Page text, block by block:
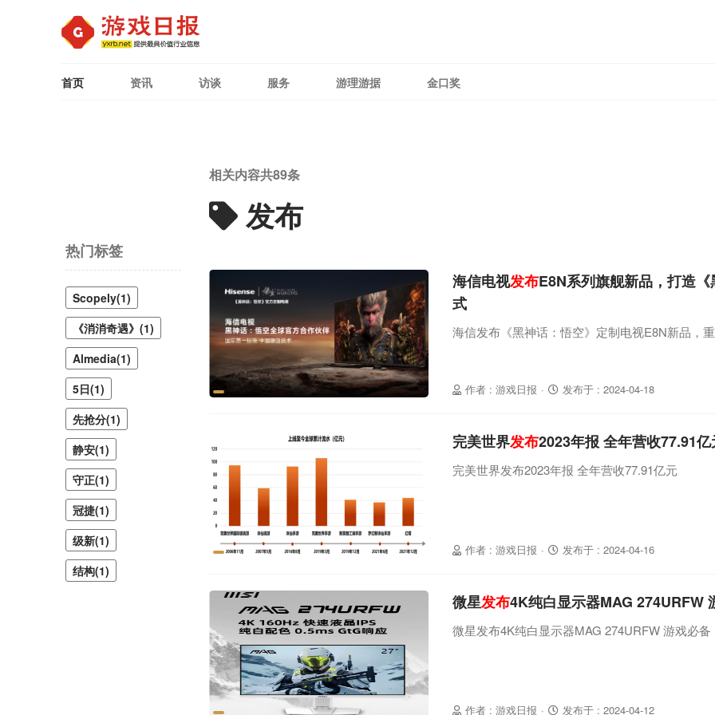
首页 资讯 访谈 服务 游理游据 金口奖
热门标签
Scopely(1)
《消消奇遇》(1)
Almedia(1)
5日(1)
先抢分(1)
静安(1)
守正(1)
冠捷(1)
级新(1)
结构(1)
相关内容共89条
发布
作者 : 游戏日报 · 发布于 : 2024-04-18
海信电视发布E8N系列旗舰新品，打造
式
海信发布《黑神话：悟空》定制电视E8N新品，
作者 : 游戏日报 · 发布于 : 2024-04-16
完美世界发布2023年报 全年营收77.91亿
完美世界发布2023年报 全年营收77.91亿元
作者 : 游戏日报 · 发布于 : 2024-04-12
微星发布4K纯白显示器MAG 274URFW
微星发布4K纯白显示器MAG 274URFW 游戏必备